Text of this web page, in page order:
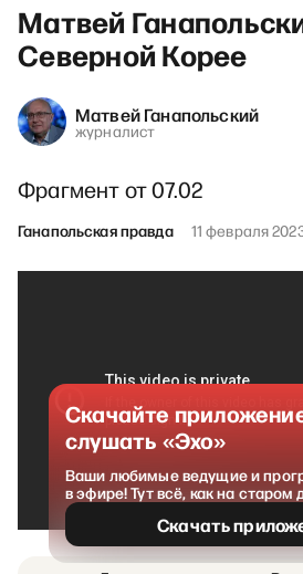
Матвей
Северной Корее
Матвей Ганапольский
журналист
Фрагмент от 07.02
Ганапольская правда 11 февраля
Скачайте
слушать «Эхо»
Ваши любимые ведущие и
в эфире! Тут всё, как на старом
Скачать